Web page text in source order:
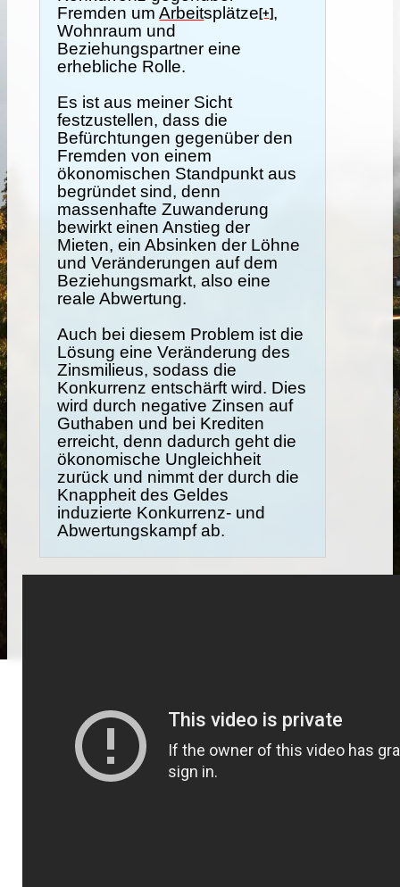
Fremden umArbeitsplätze[+] ,
Wohnraum und
Beziehungspartner eine
erhebliche Rolle.
Es ist aus meiner Sicht
festzustellen, dass die
Befürchtungen gegenüber den
Fremden von einem
ökonomischen Standpunkt aus
begründet sind, denn
massenhafte Zuwanderung
bewirkt einen Anstieg der
Mieten, ein Absinken der Löhne
und Veränderungen auf dem
Beziehungsmarkt, also eine
reale Abwertung.
Auch bei diesem Problem ist die
Lösung eine Veränderung des
Zinsmilieus, sodass die
Konkurrenz entschärft wird. Dies
wird durch negative Zinsen auf
Guthaben und bei Krediten
erreicht, denn dadurch geht die
ökonomische Ungleichheit
zurück und nimmt der durch die
Knappheit des Geldes
induzierte Konkurrenz- und
Abwertungskampf ab.